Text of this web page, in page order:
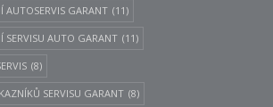
AUTOSERVIS GARANT (11)
SERVISU AUTO GARANT (11)
(8)
SERVISU GARANT (8)